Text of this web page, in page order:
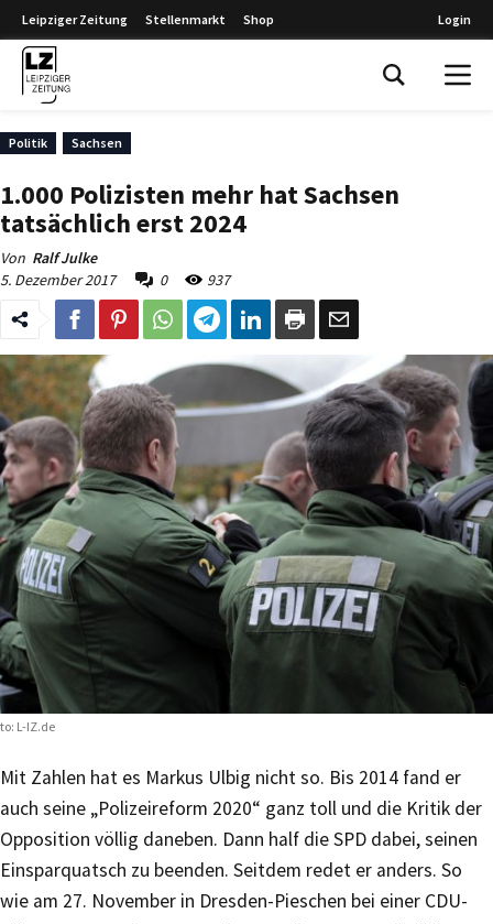
Leipziger Zeitung Stellenmarkt Shop Login
Politik Sachsen
1.000 Polizisten mehr hat Sachsen
tatsächlich erst 2024
Von Ralf Julke
5. Dezember 2017
0 937
L-IZ.de
Mit Zahlen hat es Markus Ulbig nicht so. Bis 2014 fand er
auch seine „Polizeireform 2020“ ganz toll und die Kritik der
Opposition völlig daneben. Dann half die SPD dabei, seinen
Einsparquatsch zu beenden. Seitdem redet er anders. So
wie am 27. November in Dresden-Pieschen bei einer CDU-